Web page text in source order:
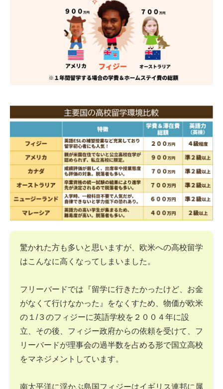
驚かれた方も多いと思いますが、欧米への高校留学
はこんなに高くなってしまいました。
フリーバードでは『留学に行きたかったけど、お金
がなくて行けなかった』をなくすため、物価が欧米
の１/３のフィジーに英語学校を２００４年に設
立、その後、フィジー政府からの依頼を受けて、フ
リーバードが理事会の過半数を占める形で国立高校
をマネジメントしています。
南太平洋に浮かぶ島国フィジーはイギリス連邦に属